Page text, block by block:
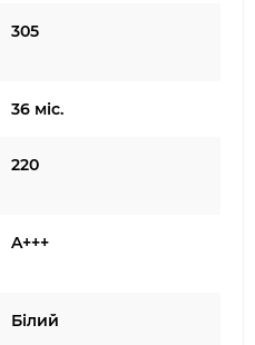
305
36 міс.
220
A+++
Білий